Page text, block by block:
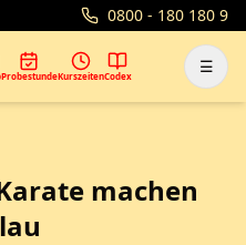
0800 - 180 180 9
ProbestundeKurszeitenCodex ☰
machen